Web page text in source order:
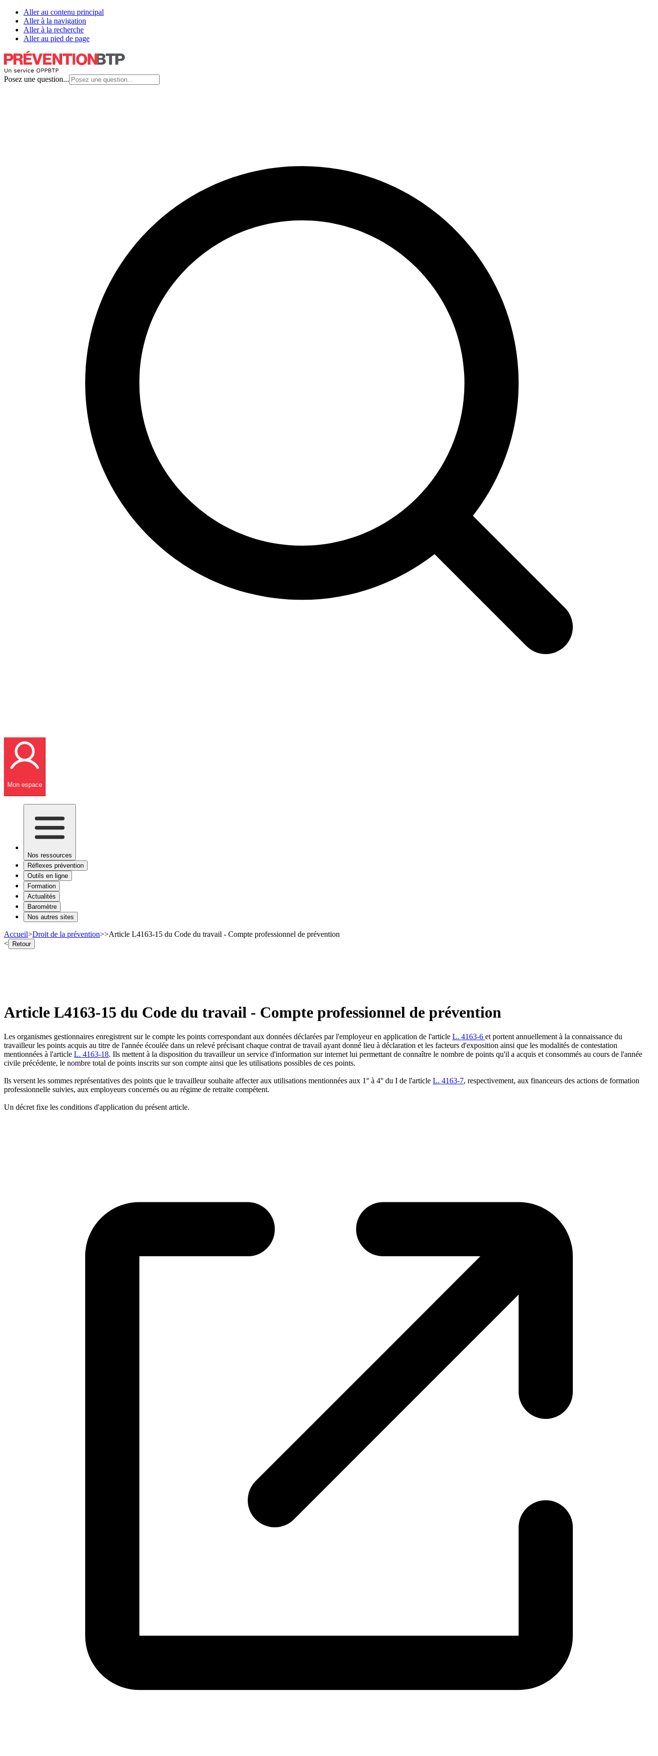
Aller au contenu principal
Aller à la navigation
Aller à la recherche
Aller au pied de page
Posez une question...
Mon espace
Nos ressources
Réflexes prévention
Outils en ligne
Formation
Actualités
Baromètre
Nos autres sites
Accueil>Droit de la prévention>>Article L4163-15 du Code du travail - Compte professionnel de prévention
< Retour
Article L4163-15 du Code du travail - Compte professionnel de prévention
Les organismes gestionnaires enregistrent sur le compte les points correspondant aux données déclarées par l'employeur en application de l'article L. 4163-6 et portent annuellement à la connaissance du
travailleur les points acquis au titre de l'année écoulée dans un relevé précisant chaque contrat de travail ayant donné lieu à déclaration et les facteurs d'exposition ainsi que les modalités de contestation
mentionnées à l'article L. 4163-18. Ils mettent à la disposition du travailleur un service d'information sur internet lui permettant de connaître le nombre de points qu'il a acquis et consommés au cours de l'année
civile précédente, le nombre total de points inscrits sur son compte ainsi que les utilisations possibles de ces points.
Ils versent les sommes représentatives des points que le travailleur souhaite affecter aux utilisations mentionnées aux 1° à 4° du I de l'article L. 4163-7, respectivement, aux financeurs des actions de formation
professionnelle suivies, aux employeurs concernés ou au régime de retraite compétent.
Un décret fixe les conditions d'application du présent article.